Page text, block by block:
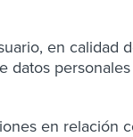
en
en relación